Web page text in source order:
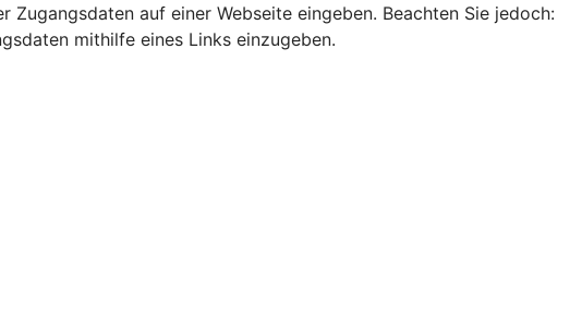
auf einer Webseite eingeben. Beachten Sie jedoch:
mithilfe eines Links einzugeben.